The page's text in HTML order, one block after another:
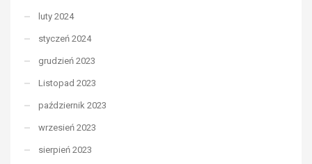
luty 2024
styczeń 2024
grudzień 2023
Listopad 2023
październik 2023
wrzesień 2023
sierpień 2023